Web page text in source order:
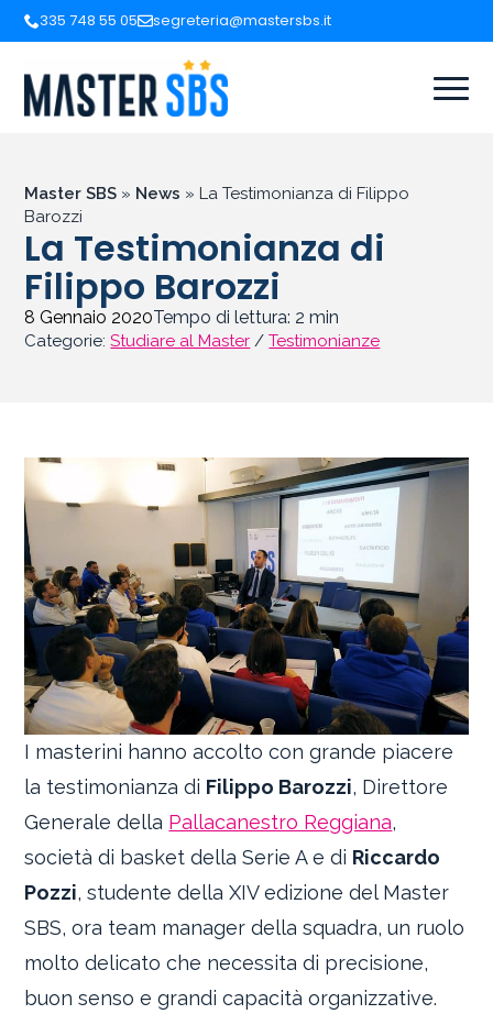
335 748 55 05 segreteria@mastersbs.it
Master SBS » News » La Testimonianza di Filippo
Barozzi
La Testimonianza di
Filippo Barozzi
8 Gennaio 2020Tempo di lettura: 2 min
Categorie:Studiare al Master /Testimonianze
I masterini hanno accolto con grande piacere
la testimonianza di Filippo Barozzi, Direttore
Generale della Pallacanestro Reggiana,
società di basket della Serie A e di Riccardo
Pozzi, studente della XIV edizione del Master
SBS, ora team manager della squadra, un ruolo
molto delicato che necessita di precisione,
buon senso e grandi capacità organizzative.